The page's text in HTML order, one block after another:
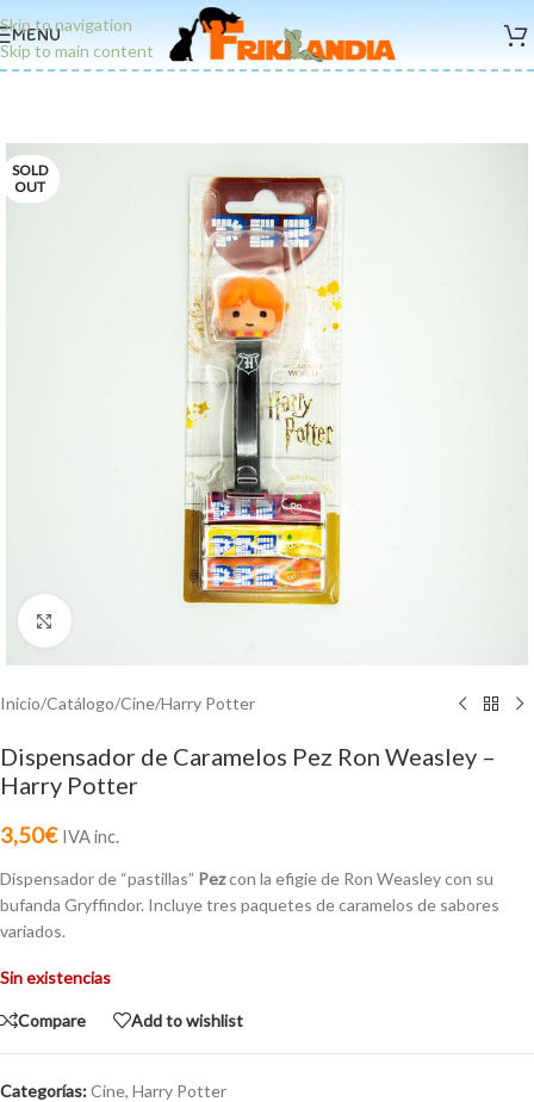
Skip to navigation
Skip to main content
MENU
SOLD
OUT
Click to enlarge
Inicio/Catálogo/Cine/Harry Potter
Dispensador de Caramelos Pez Ron Weasley –
Harry Potter
3,50€ IVA inc.
Dispensador de “pastillas” Pezcon la efigie de Ron Weasley con su
bufanda Gryffindor. Incluye tres paquetes de caramelos de sabores
variados.
Sin existencias
Compare Add to wishlist
Categorías:Cine, Harry Potter